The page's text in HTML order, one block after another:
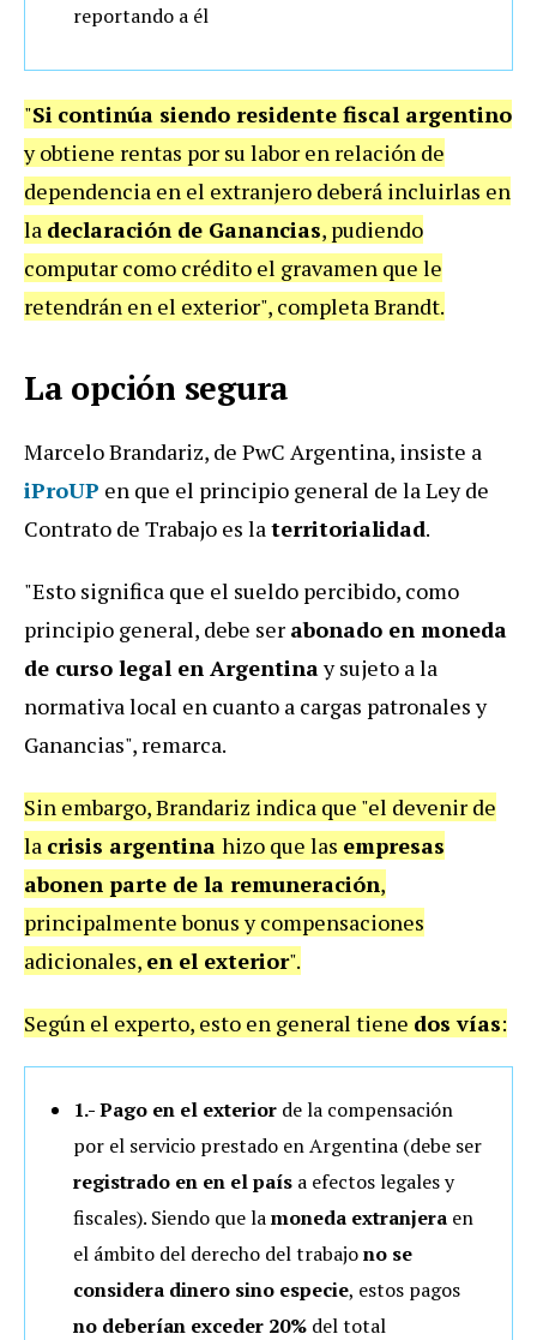
reportando a él
"Si continúa siendo residente fiscal argentino
y obtiene rentas por su labor en relación de
dependencia en el extranjero deberá incluirlas en
la declaración de Ganancias, pudiendo
computar como crédito el gravamen que le
retendrán en el exterior", completa Brandt.
La opción segura
Marcelo Brandariz, de PwC Argentina, insiste a
iProUP en que el principio general de la Ley de
Contrato de Trabajo es laterritorialidad.
"Esto significa que el sueldo percibido, como
principio general, debe ser abonado en moneda
de curso legal en Argentinay sujeto a la
normativa local en cuanto a cargas patronales y
Ganancias", remarca.
Sin embargo, Brandariz indica que "el devenir de
la crisis argentina hizo que las empresas
abonen parte de la remuneración,
principalmente bonus y compensaciones
adicionales, en el exterior".
Según el experto, esto en general tiene dos vías:
1.- Pago en el exterior de la compensación
por el servicio prestado en Argentina (debe ser
registrado en en el país a efectos legales y
fiscales). Siendo que lamoneda extranjera en
el ámbito del derecho del trabajono se
considera dinero sino especie, estos pagos
no deberían exceder 20% del total